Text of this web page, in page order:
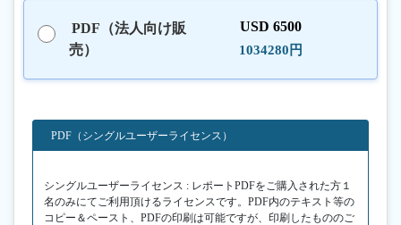
PDF（法人向け販
売）
USD 6500
1034280円
PDF（シングルユーザーライセンス）
シングルユーザーライセンス : レポートPDFをご購入された方１
名のみにてご利用頂けるライセンスです。PDF内のテキスト等の
コピー＆ペースト、PDFの印刷は可能ですが、印刷したもののご